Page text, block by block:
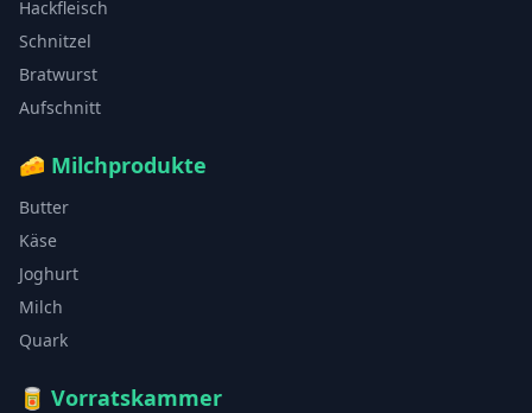
Hackfleisch
Schnitzel
Bratwurst
Aufschnitt
🧀 Milchprodukte
Butter
Käse
Joghurt
Milch
Quark
🥫 Vorratskammer